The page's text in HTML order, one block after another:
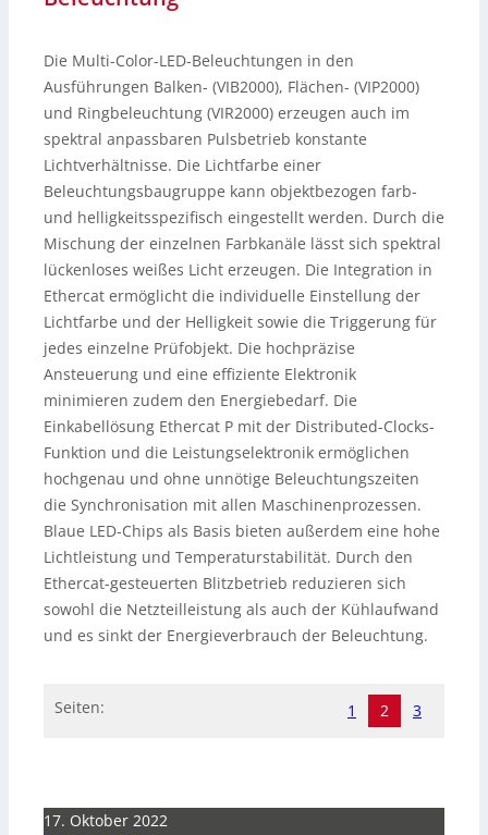
Die Multi-Color-LED-Beleuchtungen in den
Ausführungen Balken- (VIB2000), Flächen- (VIP2000)
und Ringbeleuchtung (VIR2000) erzeugen auch im
spektral anpassbaren Pulsbetrieb konstante
Lichtverhältnisse. Die Lichtfarbe einer
Beleuchtungsbaugruppe kann objektbezogen farb-
und helligkeitsspezifisch eingestellt werden. Durch die
Mischung der einzelnen Farbkanäle lässt sich spektral
lückenloses weißes Licht erzeugen. Die Integration in
Ethercat ermöglicht die individuelle Einstellung der
Lichtfarbe und der Helligkeit sowie die Triggerung für
jedes einzelne Prüfobjekt. Die hochpräzise
Ansteuerung und eine effiziente Elektronik
minimieren zudem den Energiebedarf. Die
Einkabellösung Ethercat P mit der Distributed-Clocks-
Funktion und die Leistungselektronik ermöglichen
hochgenau und ohne unnötige Beleuchtungszeiten
die Synchronisation mit allen Maschinenprozessen.
Blaue LED-Chips als Basis bieten außerdem eine hohe
Lichtleistung und Temperaturstabilität. Durch den
Ethercat-gesteuerten Blitzbetrieb reduzieren sich
sowohl die Netzteilleistung als auch der Kühlaufwand
und es sinkt der Energieverbrauch der Beleuchtung.
Seiten: 1 2 3
17. Oktober 2022